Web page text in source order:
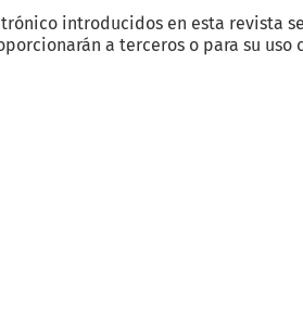
introducidos en esta revista
a terceros o para su uso